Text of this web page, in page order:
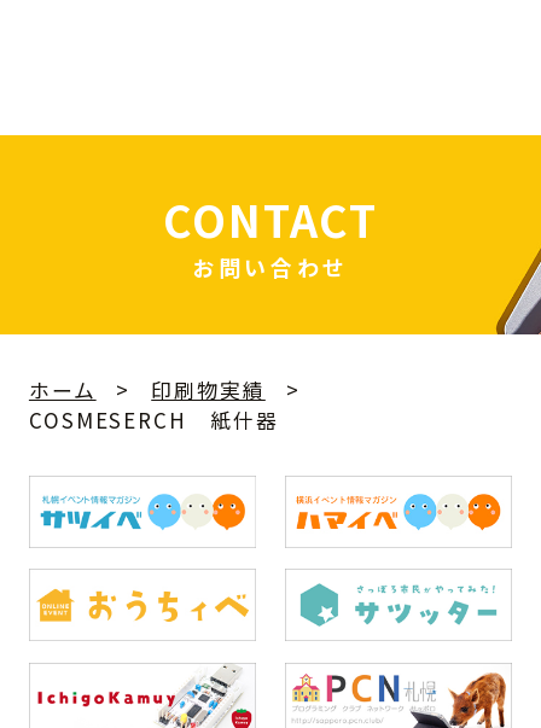
CONTACT
お問い合わせ
ホーム
印刷物実績
COSMESERCH 紙什器